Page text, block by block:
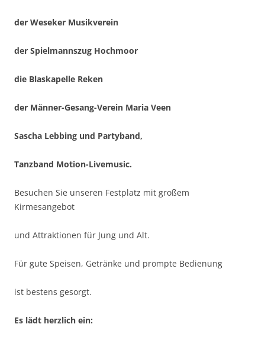
der Weseker Musikverein
der Spielmannszug Hochmoor
die Blaskapelle Reken
der Männer-Gesang-Verein Maria Veen
Sascha Lebbing und Partyband,
Tanzband Motion-Livemusic.
Besuchen Sie unseren Festplatz mit großem
Kirmesangebot
und Attraktionen für Jung und Alt.
Für gute Speisen, Getränke und prompte Bedienung
ist bestens gesorgt.
Es lädt herzlich ein: